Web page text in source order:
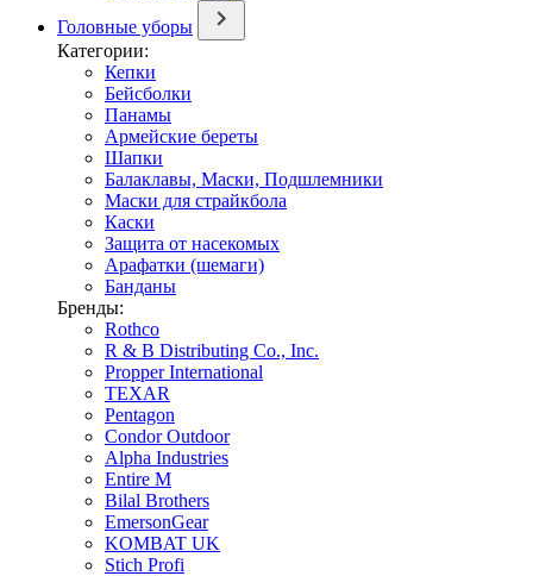
Головные уборы
Категории:
Кепки
Бейсболки
Панамы
Армейские береты
Шапки
Балаклавы, Маски, Подшлемники
Маски для страйкбола
Каски
Защита от насекомых
Арафатки (шемаги)
Банданы
Бренды:
Rothco
R & B Distributing Co., Inc.
Propper International
TEXAR
Pentagon
Condor Outdoor
Alpha Industries
Entire M
Bilal Brothers
EmersonGear
KOMBAT UK
Stich Profi